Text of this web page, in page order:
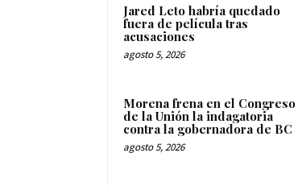
Jared Leto habría quedado
fuera de película tras
acusaciones
agosto 5, 2026
Morena frena en el Congreso
de la Unión la indagatoria
contra la gobernadora de BC
agosto 5, 2026